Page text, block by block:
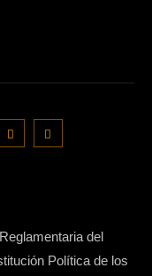
del
Política de los